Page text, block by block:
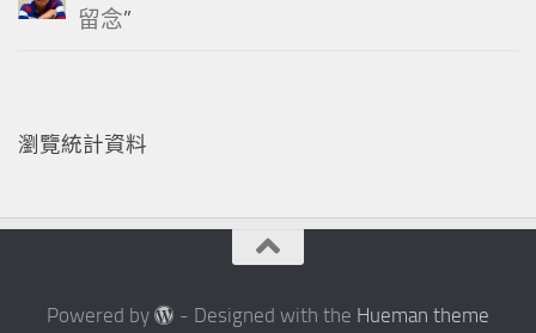
留念”
瀏覽統計資料
Powered by - Designed with the Hueman theme